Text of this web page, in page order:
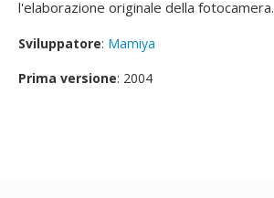
l'elaborazione originale della fotocamera.
Sviluppatore: Mamiya
Prima versione: 2004